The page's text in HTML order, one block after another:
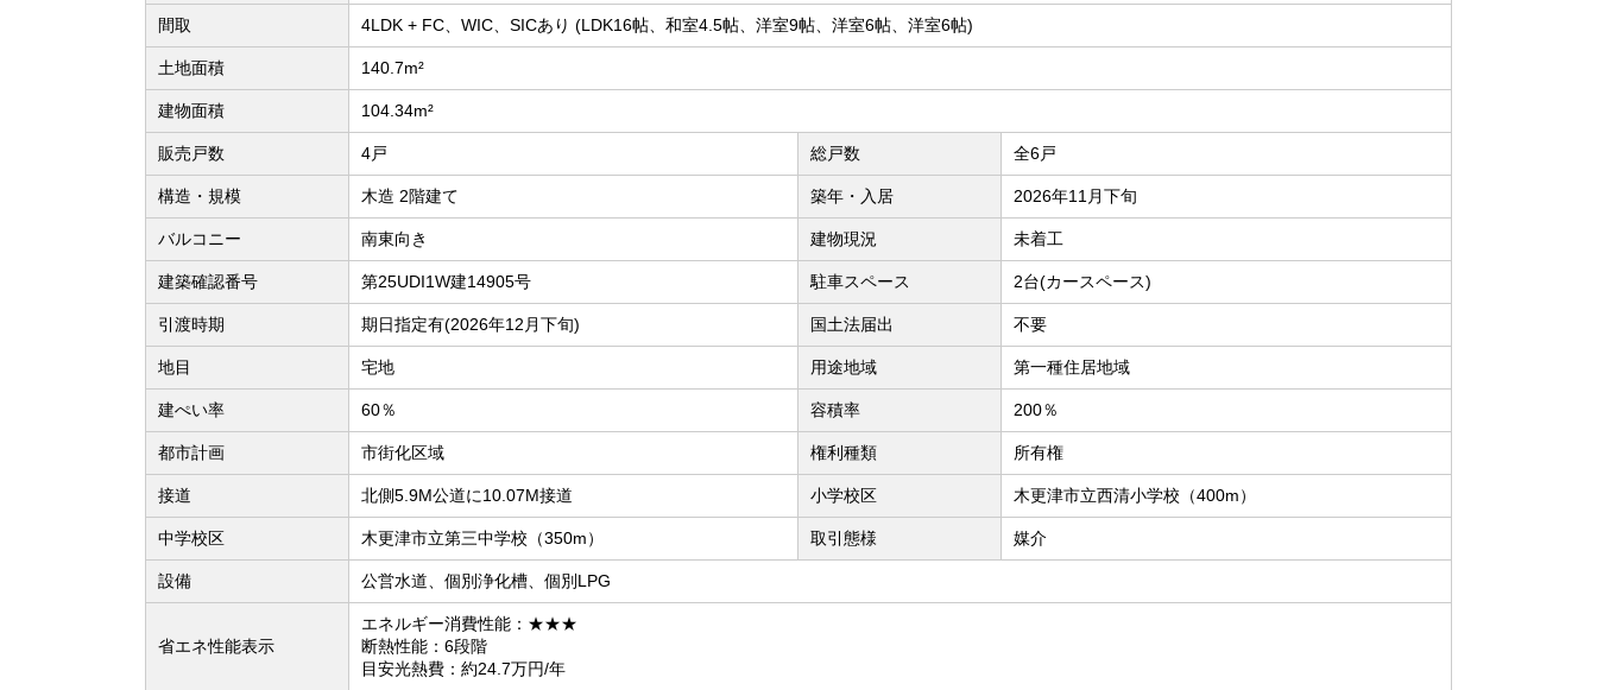
間取 4LDK + FC、WIC、SICあり (LDK16帖、和室4.5帖、洋室9帖、洋室6帖、洋室6帖)
土地面積 140.7m²
建物面積 104.34m²
販売戸数 4戸 総戸数 全6戸
構造・規模 木造 2階建て 築年・入居 2026年11月下旬
バルコニー 南東向き 建物現況 未着工
建築確認番号 第25UDI1W建14905号 駐車スペース 2台(カースペース)
引渡時期 期日指定有(2026年12月下旬) 国土法届出 不要
地目 宅地 用途地域 第一種住居地域
建ぺい率 60％ 容積率 200％
都市計画 市街化区域 権利種類 所有権
接道 北側5.9M公道に10.07M接道 小学校区 木更津市立西清小学校（400m）
中学校区 木更津市立第三中学校（350m） 取引態様 媒介
設備 公営水道、個別浄化槽、個別LPG
省エネ性能表示
エネルギー消費性能：★★★
断熱性能：6段階
目安光熱費：約24.7万円/年